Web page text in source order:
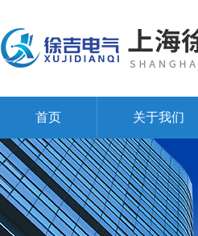
首页 关于我们